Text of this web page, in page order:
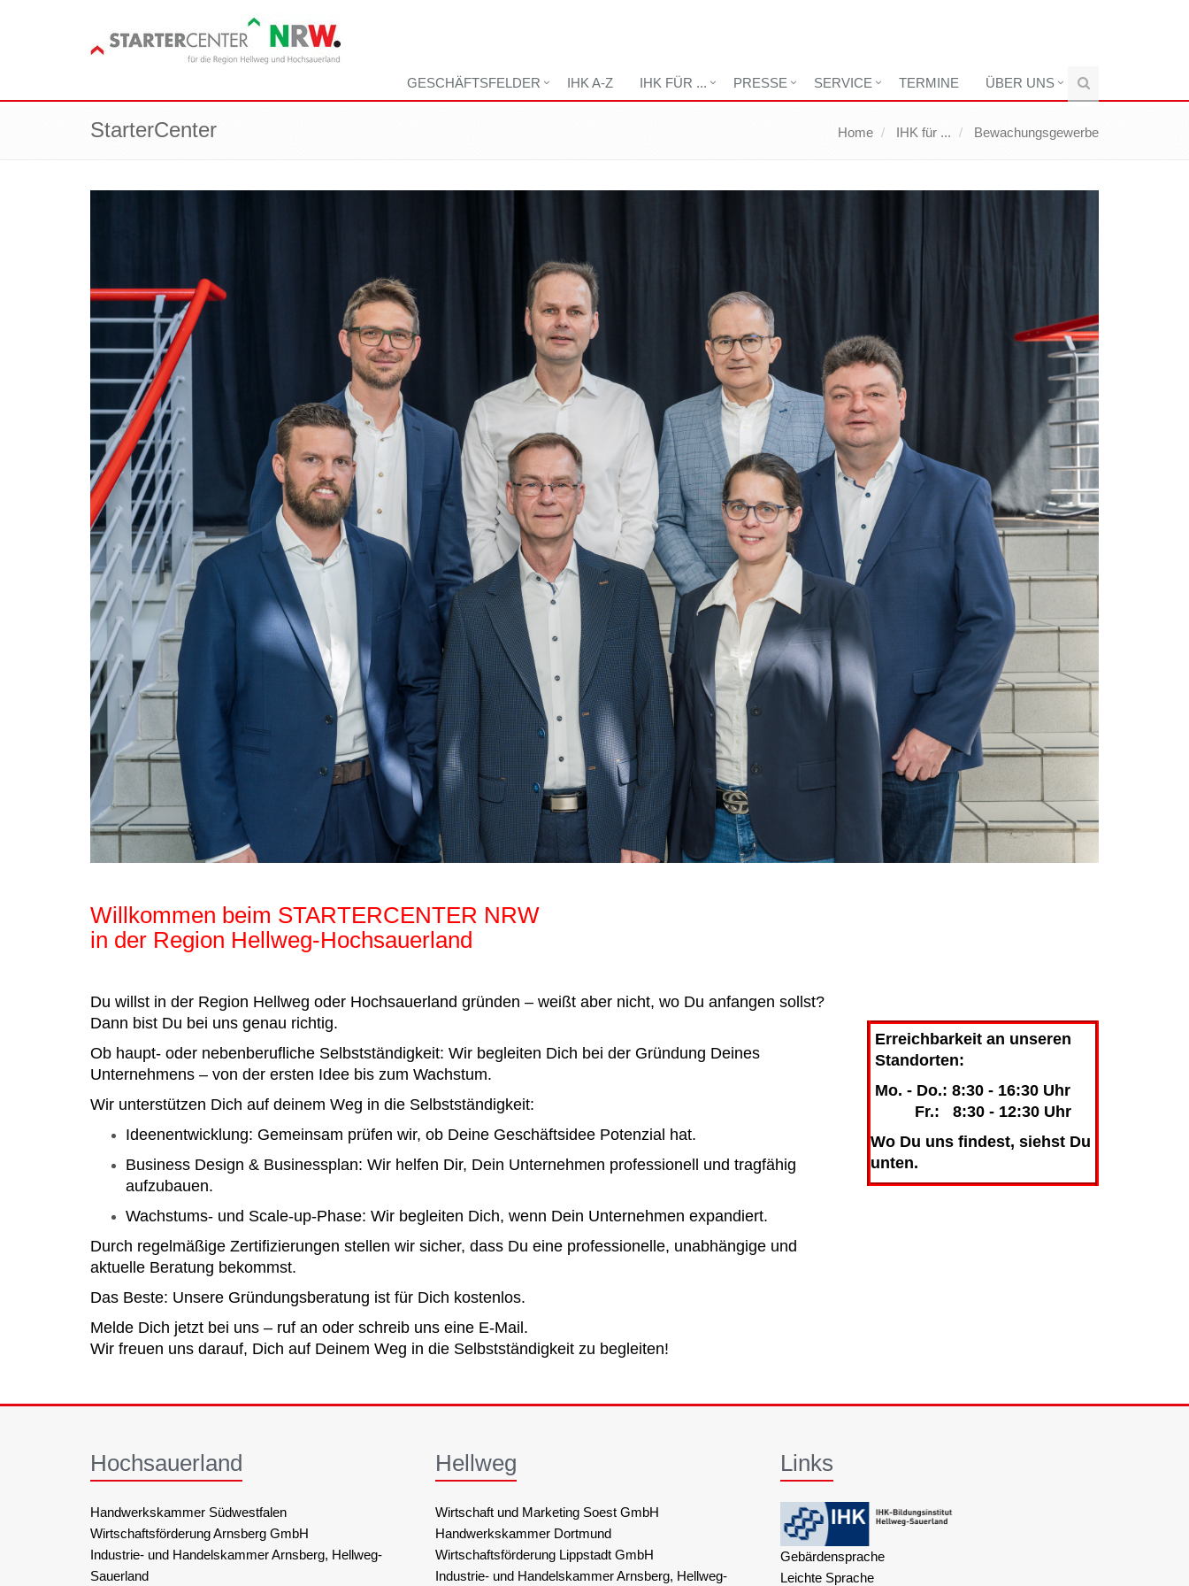
GESCHÄFTSFELDER IHK A-Z IHK FÜR ... PRESSE SERVICE TERMINE ÜBER UNS
StarterCenter Home IHK für ... Bewachungsgewerbe
Willkommen beim STARTERCENTER NRW
in der Region Hellweg-Hochsauerland
Du willst in der Region Hellweg oder Hochsauerland gründen – weißt aber nicht, wo Du anfangen sollst?
Dann bist Du bei uns genau richtig.
Ob haupt- oder nebenberufliche Selbstständigkeit: Wir begleiten Dich bei der Gründung Deines
Unternehmens – von der ersten Idee bis zum Wachstum.
Wir unterstützen Dich auf deinem Weg in die Selbstständigkeit:
Ideenentwicklung: Gemeinsam prüfen wir, ob Deine Geschäftsidee Potenzial hat.
Business Design & Businessplan: Wir helfen Dir, Dein Unternehmen professionell und tragfähig
aufzubauen.
Wachstums- und Scale-up-Phase: Wir begleiten Dich, wenn Dein Unternehmen expandiert.
Durch regelmäßige Zertifizierungen stellen wir sicher, dass Du eine professionelle, unabhängige und
aktuelle Beratung bekommst.
Das Beste: Unsere Gründungsberatung ist für Dich kostenlos.
Melde Dich jetzt bei uns – ruf an oder schreib uns eine E-Mail.
Wir freuen uns darauf, Dich auf Deinem Weg in die Selbstständigkeit zu begleiten!
Erreichbarkeit an unseren
Standorten:
Mo. - Do.: 8:30 - 16:30 Uhr
Fr.: 8:30 - 12:30 Uhr
Wo Du uns findest, siehst Du
unten.
Hochsauerland
Handwerkskammer Südwestfalen
Wirtschaftsförderung Arnsberg GmbH
Industrie- und Handelskammer Arnsberg, Hellweg-
Sauerland
Hellweg
Wirtschaft und Marketing Soest GmbH
Handwerkskammer Dortmund
Wirtschaftsförderung Lippstadt GmbH
Industrie- und Handelskammer Arnsberg, Hellweg-
Links
Gebärdensprache
Leichte Sprache